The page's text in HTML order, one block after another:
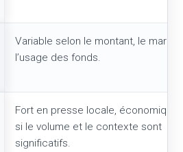
Variable selon le montant, le
l’usage des fonds.
Fort en presse locale, économique
si le volume et le contexte sont
significatifs.